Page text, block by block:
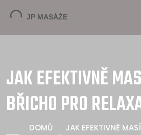
JAK EFEKTIVNĚ
BŘICHO PRO
DOMŮ
JAK EFEKTIVNĚ